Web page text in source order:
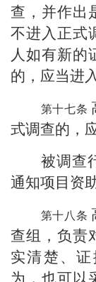
查，并作出
不进入正式
人如有新的
的，应当进
式调查的，
被调查
通知项目资
查组，负责
实清楚、
为，也可以